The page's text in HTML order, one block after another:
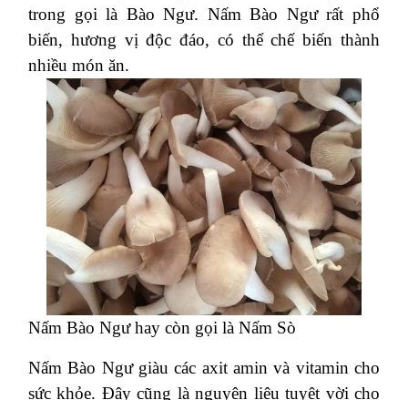
trong gọi là Bào Ngư. Nấm Bào Ngư rất phổ
biến, hương vị độc đáo, có thể chế biến thành
nhiều món ăn.
Nấm Bào Ngư hay còn gọi là Nấm Sò
Nấm Bào Ngư giàu các axit amin và vitamin cho
sức khỏe. Đây cũng là nguyên liệu tuyệt vời cho